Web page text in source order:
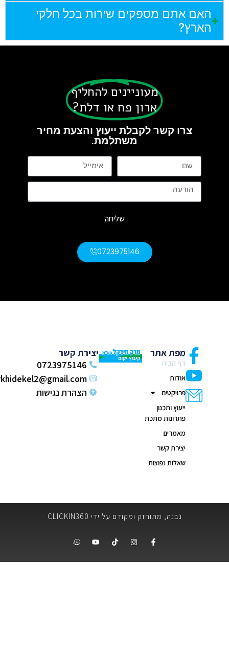
האם אתם מספקים שירות בכל חלקי
הארץ?
מעוניינים להחליף
ארון פח או דלת?
צרו קשר לקבלת ייעוץ והצעת מחיר
משתלמת.
שליחה
0723975146
מפת אתר
דף הבית
אודות
פרויקטים
ייעוץ ותכנון
פתרונות מתכת
מאמרים
יצירת קשר
שאלות נפוצות
יצירת קשר
0723975146
markhidekel2@gmail.com
הצהרת נגישות
נבנה, מתוחזק ומקודם על ידי CLICKIN360